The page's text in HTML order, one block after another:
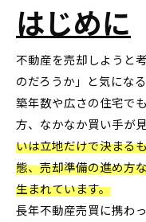
はじめに
不動産を売却しようと
のだろうか」と気にな
築年数や広さの住宅で
方、なかなか買い手が
いは立地だけで決まる
態、売却準備の進め方
生まれています。
長年不動産売買に携わ